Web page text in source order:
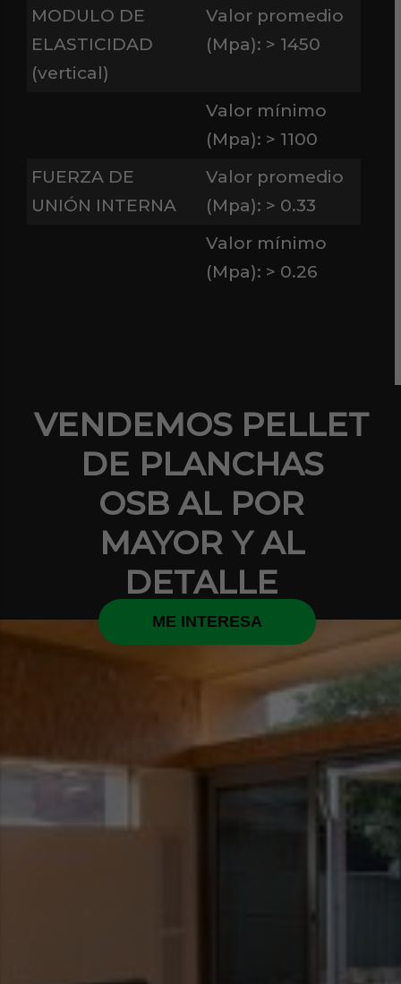
MODULO DE
ELASTICIDAD
(vertical)
Valor promedio
(Mpa): > 1450
Valor mínimo
(Mpa): > 1100
FUERZA DE
UNIÓN INTERNA
Valor promedio
(Mpa): > 0.33
Valor mínimo
(Mpa): > 0.26
VENDEMOS PELLET
DE PLANCHAS
OSB AL POR
MAYOR Y AL
DETALLE
ME INTERESA